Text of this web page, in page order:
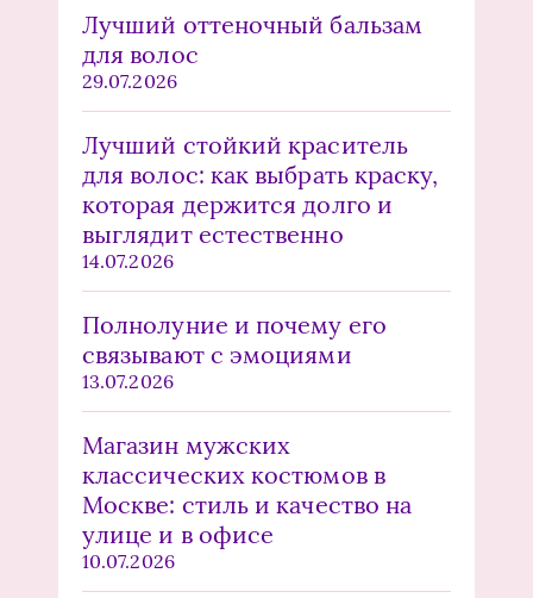
Лучший оттеночный бальзам
для волос
29.07.2026
Лучший стойкий краситель
для волос: как выбрать краску,
которая держится долго и
выглядит естественно
14.07.2026
Полнолуние и почему его
связывают с эмоциями
13.07.2026
Магазин мужских
классических костюмов в
Москве: стиль и качество на
улице и в офисе
10.07.2026